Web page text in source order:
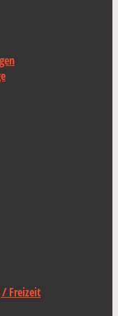
Freizeit